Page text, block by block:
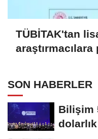
TÜBİTAK'tan
SON HABERLER
Bilişim